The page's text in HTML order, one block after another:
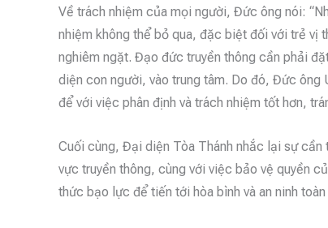
Về trách nhiệm của mọi người, Đức ông nói:
nhiệm không thể bỏ qua, đặc biệt đối với trẻ vị
nghiêm ngặt. Đạo đức truyền thông cần phải
diện con người, vào trung tâm. Do đó, Đức ông
để với việc phân định và trách nhiệm tốt hơn,
Cuối cùng, Đại diện Tòa Thánh nhắc lại sự
vực truyền thông, cùng với việc bảo vệ quyền
thức bạo lực để tiến tới hòa bình và an ninh